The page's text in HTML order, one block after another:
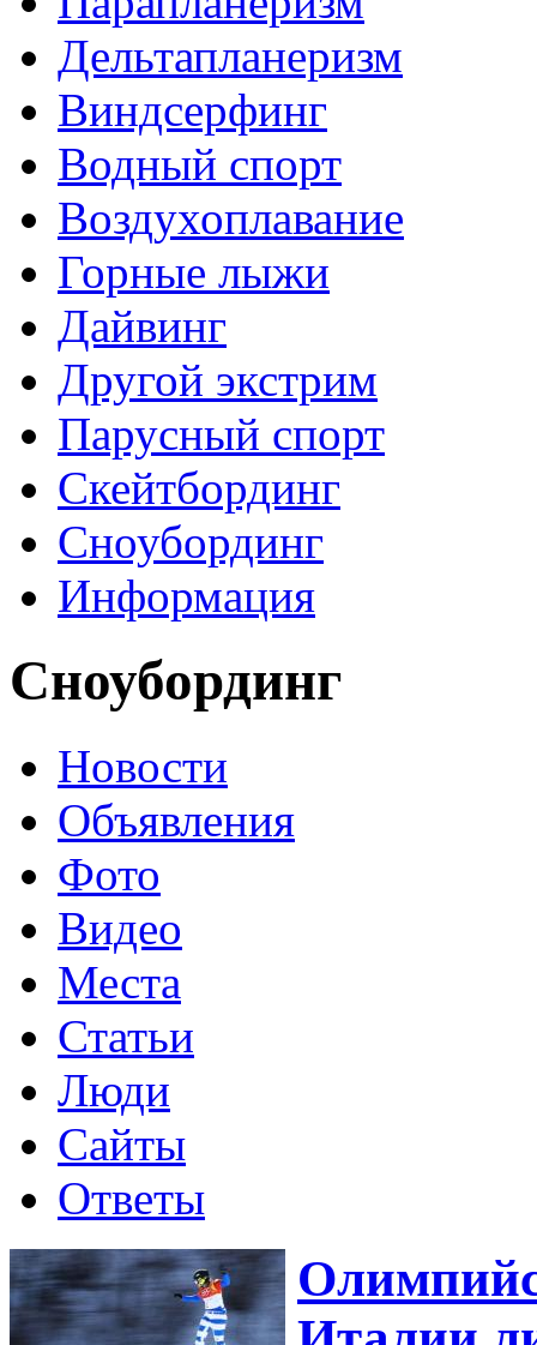
Дельтапланеризм
Виндсерфинг
Водный спорт
Воздухоплавание
Горные лыжи
Дайвинг
Другой экстрим
Парусный спорт
Скейтбординг
Сноубординг
Информация
Сноубординг
Новости
Объявления
Фото
Видео
Места
Статьи
Люди
Сайты
Ответы